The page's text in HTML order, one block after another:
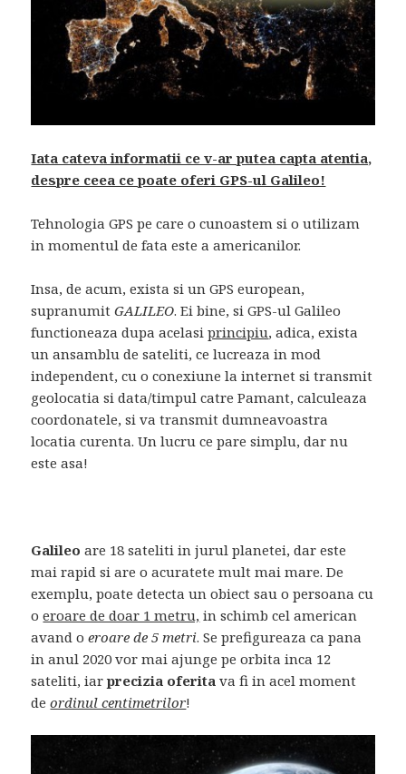
Iata cateva informatii ce v-ar putea capta atentia,
despre ceea ce poate oferi GPS-ul Galileo!
Tehnologia GPS pe care o cunoastem si o utilizam
in momentul de fata este a americanilor.
Insa, de acum, exista si un GPS european,
supranumitGALILEO. Ei bine, si GPS-ul Galileo
functioneaza dupa acelasiprincipiu, adica, exista
un ansamblu de sateliti, ce lucreaza in mod
independent, cu o conexiune la internet si transmit
geolocatia si data/timpul catre Pamant, calculeaza
coordonatele, si va transmit dumneavoastra
locatia curenta. Un lucru ce pare simplu, dar nu
este asa!
Galileo are 18 sateliti in jurul planetei, dar este
mai rapid si are o acuratete mult mai mare. De
exemplu, poate detecta un obiect sau o persoana cu
oeroare de doar 1 metru, in schimb cel american
avand oeroare de 5 metri. Se prefigureaza ca pana
in anul 2020 vor mai ajunge pe orbita inca 12
sateliti, iarprecizia oferita va fi in acel moment
deordinul centimetrilor!